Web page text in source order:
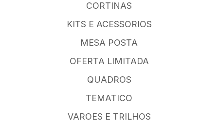
CORTINAS
KITS E ACESSORIOS
MESA POSTA
OFERTA LIMITADA
QUADROS
TEMATICO
VAROES E TRILHOS